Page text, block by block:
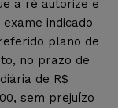
a ré autorize e
indicado
plano de
no prazo de
de R$
sem prejuízo